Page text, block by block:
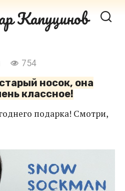
Капуцинов
754
носок, она
классное!
подарка! Смотри,